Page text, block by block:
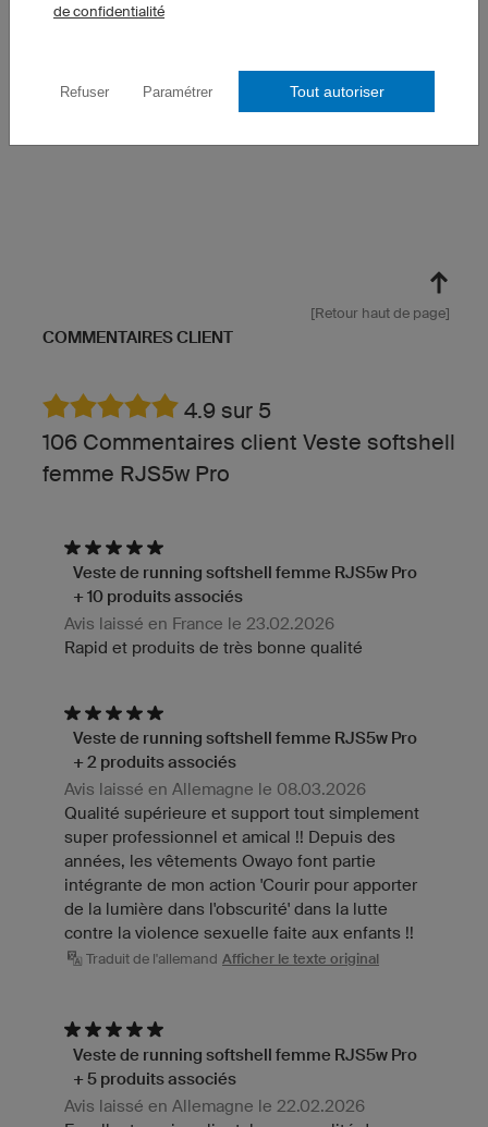
Pour cela, il vous suffit d'utiliser notreservice d'assistance
[Retour haut de page]
COMMENTAIRES CLIENT
4.9 sur 5
106 Commentaires client Veste softshell
femme RJS5w Pro
Veste de running softshell femme RJS5w Pro
+ 10 produits associés
Avis laissé en France le 23.02.2026
Rapid et produits de très bonne qualité
Veste de running softshell femme RJS5w Pro
+ 2 produits associés
Avis laissé en Allemagne le 08.03.2026
Qualité supérieure et support tout simplement
super professionnel et amical !! Depuis des
années, les vêtements Owayo font partie
intégrante de mon action 'Courir pour apporter
de la lumière dans l'obscurité' dans la lutte
contre la violence sexuelle faite aux enfants !!
Traduit de l'allemand Afficher le texte original
Veste de running softshell femme RJS5w Pro
+ 5 produits associés
Avis laissé en Allemagne le 22.02.2026
de confidentialité
Refuser Paramétrer Tout autoriser